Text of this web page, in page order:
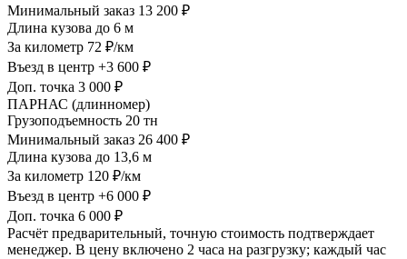
Минимальный заказ 13 200 ₽
Длина кузова до 6 м
За километр 72 ₽/км
Въезд в центр +3 600 ₽
Доп. точка 3 000 ₽
ПАРНАС (длинномер)
Грузоподъемность 20 тн
Минимальный заказ 26 400 ₽
Длина кузова до 13,6 м
За километр 120 ₽/км
Въезд в центр +6 000 ₽
Доп. точка 6 000 ₽
Расчёт предварительный, точную стоимость подтверждает
менеджер. В цену включено 2 часа на разгрузку; каждый час